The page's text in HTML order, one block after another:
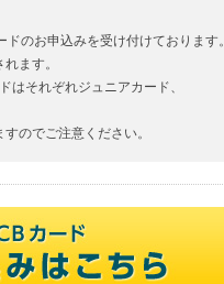
のお申込みを受け付けております。
ます。
それぞれジュニアカード、
のでご注意ください。